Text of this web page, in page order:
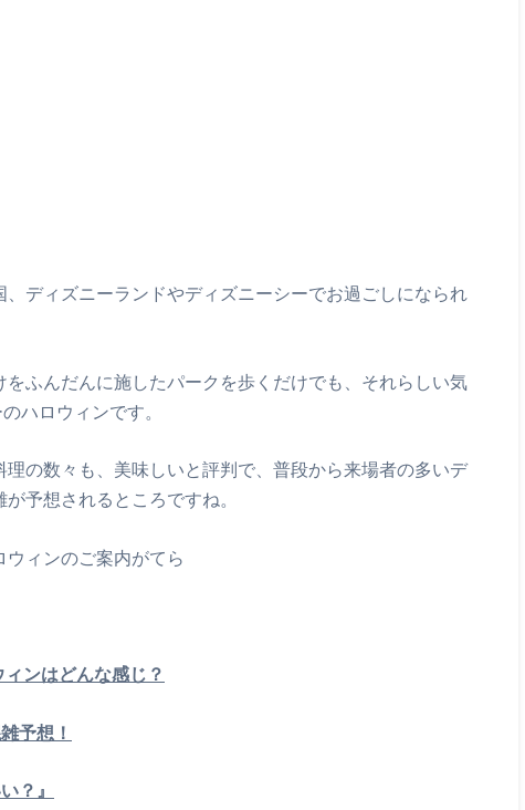
ディズニーランドやディズニーシーでお過ごしになられ
ふんだんに施したパークを歩くだけでも、それらしい気
ハロウィンです。
の数々も、美味しいと評判で、普段から来場者の多いデ
予想されるところですね。
ィンのご案内がてら
ンはどんな感じ？
予想！
？』